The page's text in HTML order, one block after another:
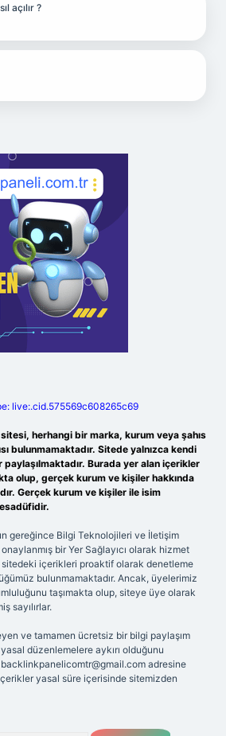
açılır ?
live:.cid.575569c608265c69
herhangi bir marka, kurum veya şahıs
bulunmamaktadır. Sitede yalnızca kendi
paylaşılmaktadır. Burada yer alan içerikler
olup, gerçek kurum ve kişiler hakkında
Gerçek kurum ve kişiler ile isim
gereğince Bilgi Teknolojileri ve İletişim
bir Yer Sağlayıcı olarak hizmet
içerikleri proaktif olarak denetleme
bulunmamaktadır. Ancak, üyelerimiz
taşımakta olup, siteye üye olarak
sayılırlar.
ve tamamen ücretsiz bir bilgi paylaşım
düzenlemelere aykırı olduğunu
backlinkpanelicomtr@gmail.com adresine
yasal süre içerisinde sitemizden